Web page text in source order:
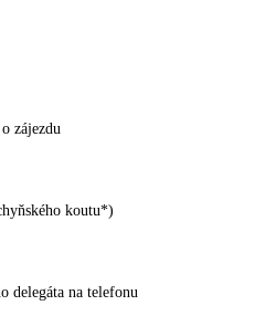
zájezdu
koutu*)
delegáta na telefonu